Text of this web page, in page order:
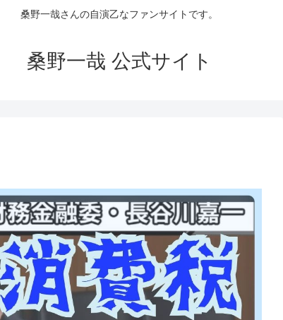
桑野一哉さんの自演乙なファンサイトです。
桑野一哉 公式サイト